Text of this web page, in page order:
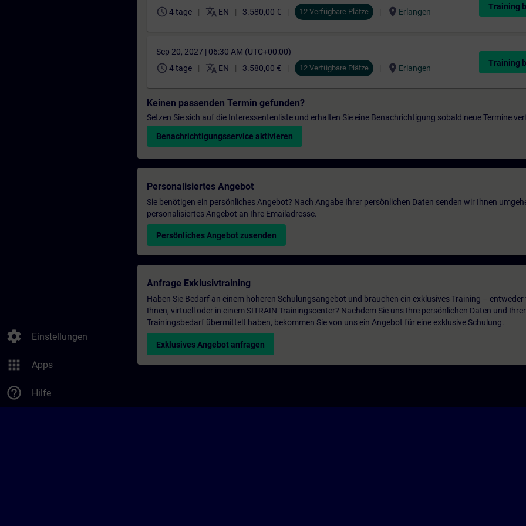
settings Einstellungen
apps Apps
help_outline Hilfe
schedule 4 tage translate EN 3.580,00 € 12 Verfügbare Plätze location_on Erlangen
Training
Sep 20, 2027 | 06:30 AM (UTC+00:00)
schedule 4 tage translate EN 3.580,00 € 12 Verfügbare Plätze location_on Erlangen
Training
Keinen passenden Termin gefunden?
Setzen Sie sich auf die Interessentenliste und erhalten Sie eine Benachrichtigung sobald neue Termine
Benachrichtigungsservice aktivieren
Personalisiertes Angebot
Sie benötigen ein persönliches Angebot? Nach Angabe Ihrer persönlichen Daten senden wir Ihnen
personalisiertes Angebot an Ihre Emailadresse.
Persönliches Angebot zusenden
Anfrage Exklusivtraining
Haben Sie Bedarf an einem höheren Schulungsangebot und brauchen ein exklusives Training – entweder
Ihnen, virtuell oder in einem SITRAIN Trainingscenter? Nachdem Sie uns Ihre persönlichen Daten und
Trainingsbedarf übermittelt haben, bekommen Sie von uns ein Angebot für eine exklusive Schulung.
Exklusives Angebot anfragen